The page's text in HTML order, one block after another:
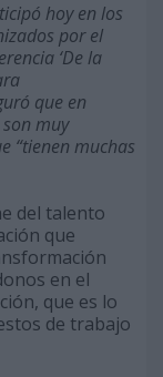
hoy en los
por el
‘De la
que en
muy
“tienen muchas
del talento
que
en el
que es lo
de trabajo